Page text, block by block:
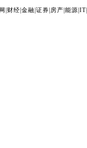
财经 金融 证券 房产 能源 IT|